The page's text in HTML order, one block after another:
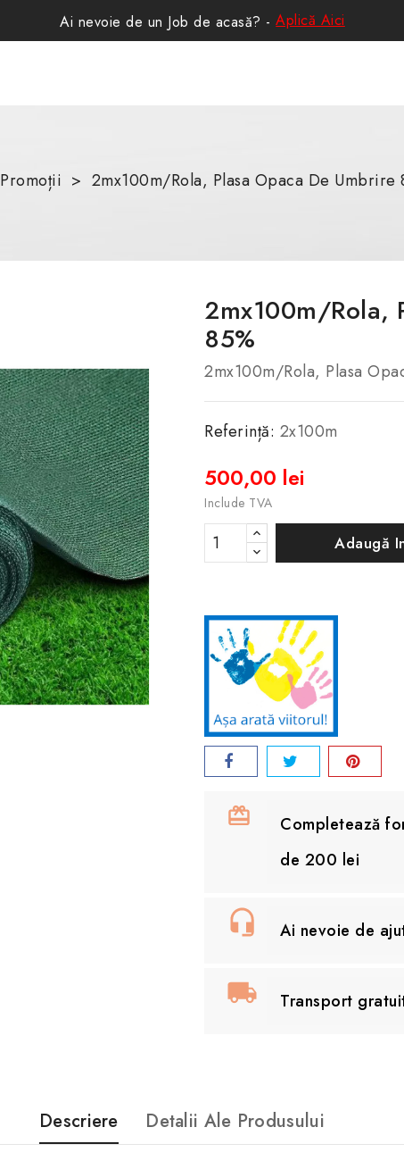
Ai nevoie de un Job de acasă? -Aplică Aici
Promoții 2mx100m/Rola, Plasa Opaca De Umbrire
2mx100m/Rola,
85%
2mx100m/Rola, Plasa
Referință: 2x100m
500,00 lei
Include TVA
Adaugă
Completează
de 200 lei
Ai nevoie de
Transport
Descriere Detalii Ale Produsului